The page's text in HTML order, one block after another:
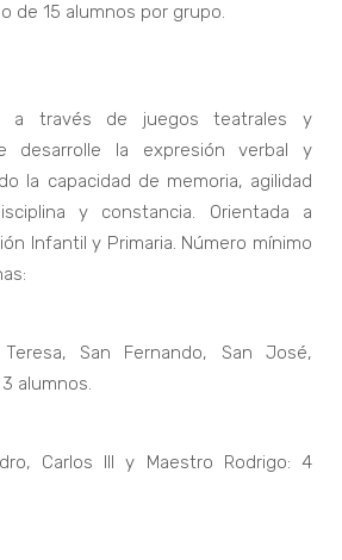
de 15 alumnos por grupo.
a través de juegos teatrales y
desarrolle la expresión verbal y
la capacidad de memoria, agilidad
y constancia. Orientada a
Infantil y Primaria. Número mínimo
San Fernando, San José,
alumnos.
Carlos III y Maestro Rodrigo: 4